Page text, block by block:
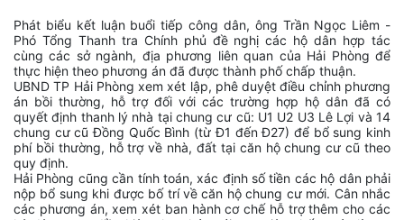
Phát biểu kết luận buổi tiếp công dân, ông Trần Ngọc Liêm -
Phó Tổng Thanh tra Chính phủ đề nghị các hộ dân hợp tác
cùng các sở ngành, địa phương liên quan của Hải Phòng để
thực hiện theo phương án đã được thành phố chấp thuận.
UBND TP Hải Phòng xem xét lập, phê duyệt điều chỉnh phương
án bồi thường, hỗ trợ đối với các trường hợp hộ dân đã có
quyết định thanh lý nhà tại chung cư cũ: U1 U2 U3 Lê Lợi và 14
chung cư cũ Đồng Quốc Bình (từ Đ1 đến Đ27) để bổ sung kinh
phí bồi thường, hỗ trợ về nhà, đất tại căn hộ chung cư cũ theo
quy định.
Hải Phòng cũng cần tính toán, xác định số tiền các hộ dân phải
nộp bổ sung khi được bố trí về căn hộ chung cư mới. Cân nhắc
các phương án, xem xét ban hành cơ chế hỗ trợ thêm cho các